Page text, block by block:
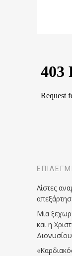
Λίστες
Μια
και η